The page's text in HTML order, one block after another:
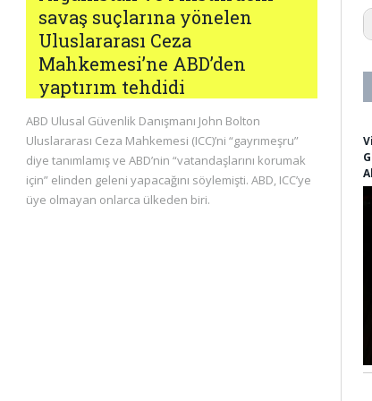
savaş suçlarına yönelen
Uluslararası Ceza
Mahkemesi’ne ABD’den
yaptırım tehdidi
ABD Ulusal Güvenlik Danışmanı John Bolton
Uluslararası Ceza Mahkemesi (ICC)’ni “gayrımeşru”
diye tanımlamış ve ABD’nin “vatandaşlarını korumak
için” elinden geleni yapacağını söylemişti. ABD, ICC’ye
üye olmayan onlarca ülkeden biri.
1